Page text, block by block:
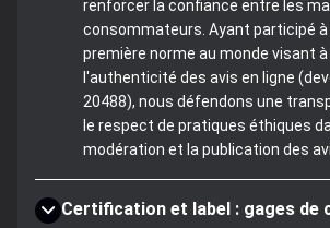
renforcer la confiance entre les
consommateurs. Ayant participé à
première norme au monde visant
l'authenticité des avis en ligne
20488), nous défendons une
le respect de pratiques éthiques
modération et la publication des
Certification et label : gages de